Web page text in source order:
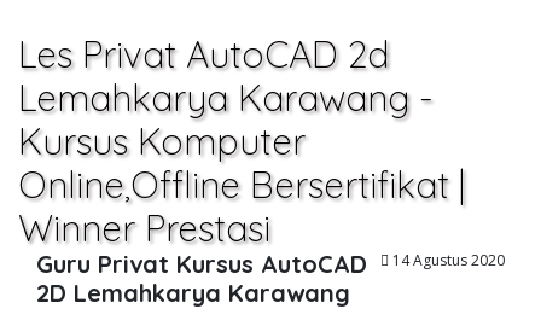
Les Privat AutoCAD 2d
Lemahkarya Karawang -
Kursus Komputer
Online,Offline Bersertifikat |
Winner Prestasi
14 Agustus 2020
Guru Privat Kursus AutoCAD
2D Lemahkarya Karawang